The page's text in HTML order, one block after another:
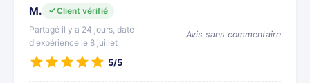
M.
Client vérifié
Partagé il y a 24 jours, date
d'expérience le 8 juillet
Avis sans commentaire
5/5